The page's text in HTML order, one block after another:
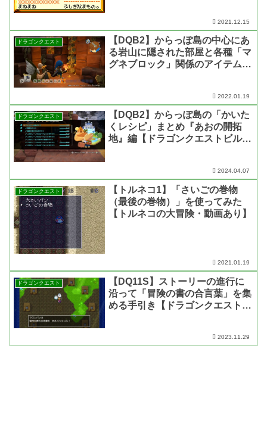
2021.12.15
ドラゴンクエスト
【DQB2】からっぽ島の中心にあ
る岩山に隠された部屋と各種「マ
グネブロック」関係のアイテムの
2022.01.19
ドラゴンクエスト
【DQB2】からっぽ島の「かいた
くレシピ」まとめ『あおの開拓
地』編【ドラゴンクエストビルダ
2024.04.07
ドラゴンクエスト
【トルネコ1】「さいごの巻物
（最後の巻物）」を使ってみた
【トルネコの大冒険・動画あり】
2021.01.19
ドラゴンクエスト
【DQ11S】ストーリーの進行に
沿って「冒険の書の合言葉」を集
める手引き【ドラゴンクエスト11
2023.11.29